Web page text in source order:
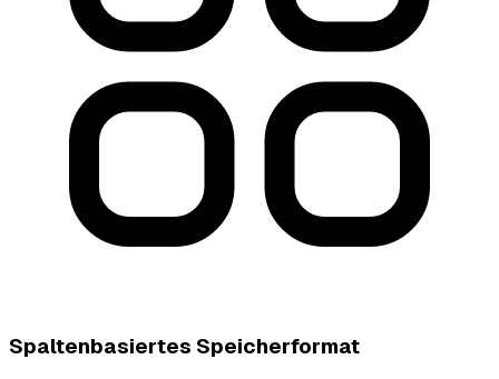
Spaltenbasiertes Speicherformat